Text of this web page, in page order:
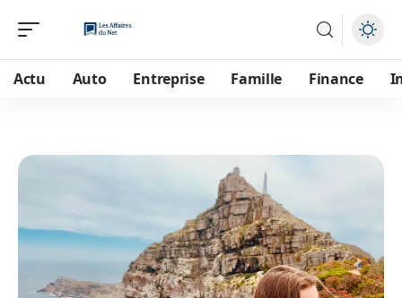
Actu Auto Entreprise Famille Finance